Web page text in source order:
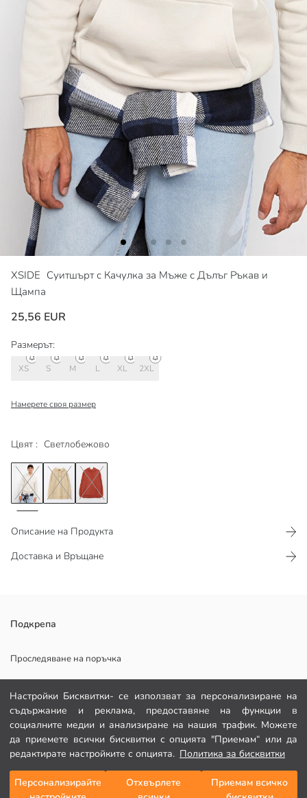
Настройки Бисквитки- се използват за персонализиране на
съдържание и реклама, предоставяне на функции в
социалните медии и анализиране на нашия трафик. Можете
да приемете всички бисквитки с опцията "Приемам“ или да
редактирате настройките с опцията. Политика за бисквитки
Персонализирайте
Отхвърлете
Приемам всичко
XSIDE Суитшърт с Качулка за Мъже с Дълъг Ръкав и
Щампа
25,56 EUR
Цвят : Светлобежово
Размерът:
XS S M L XL 2XL
Намерете своя размер
Добави в кошницата
Описание на Продукта
Доставка и Връщане
С джоб тип кенгуру
С ластик в долната част и на китките.
Основен Плат:
Хастар На Качулка:
Държава на произход:
Продавач:
Марка:
Пол:
Дебелина:
Подкрепа
Проследяване на поръчка
082 299 644
ПОМОЩ
Често задавани въпроси